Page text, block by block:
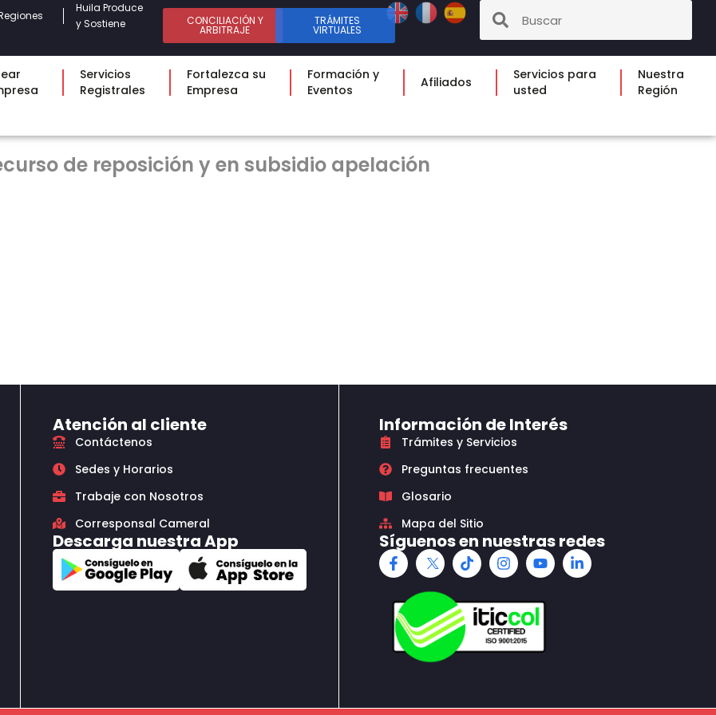
Huila Produce
y Sostiene
CONCILIACIÓN Y
ARBITRAJE
TRÁMITES
VIRTUALES
Servicios
Registrales
Fortalezca su
Empresa
Formación y
Eventos
Afiliados
Servicios para
usted
Nuestra
Región
de reposición y en subsidio apelación
Atención al cliente
Contáctenos
Sedes y Horarios
Trabaje con Nosotros
Corresponsal Cameral
Descarga nuestra App
Información de Interés
Trámites y Servicios
Preguntas frecuentes
Glosario
Mapa del Sitio
Síguenos en nuestras redes